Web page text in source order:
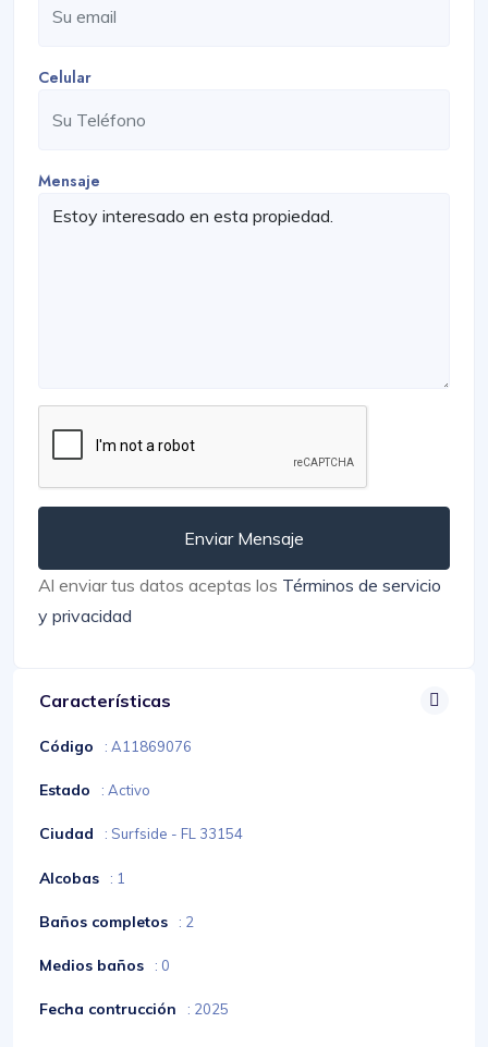
Celular
Mensaje
Enviar Mensaje
Al enviar tus datos aceptas los Términos de servicio
y privacidad
Características
Código : A11869076
Estado : Activo
Ciudad : Surfside - FL 33154
Alcobas : 1
Baños completos : 2
Medios baños : 0
Fecha contrucción : 2025